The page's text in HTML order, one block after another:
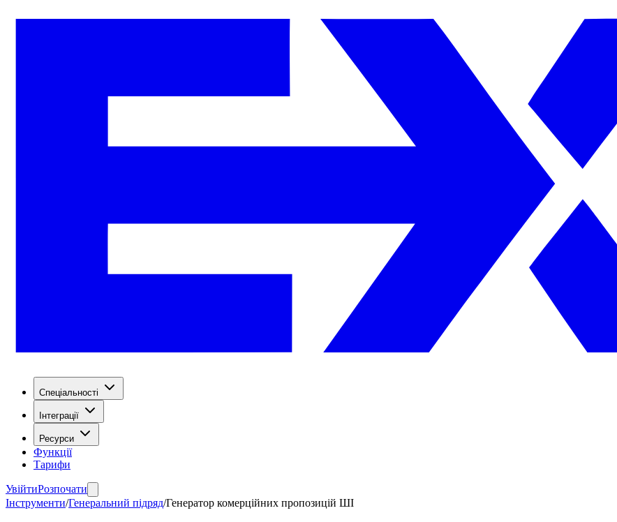
Спеціальності
Інтеграції
Ресурси
Функції
Тарифи
УвійтиРозпочати
Інструменти/Генеральний підряд/Генератор комерційних пропозицій ШІ